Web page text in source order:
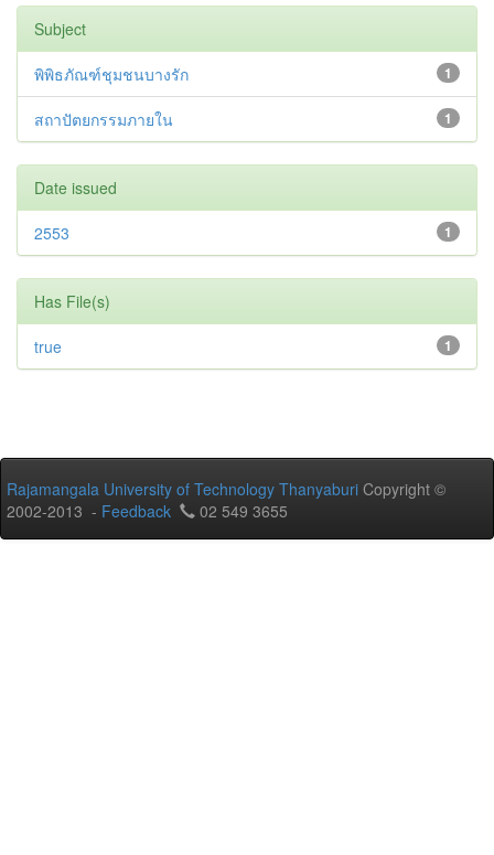
Subject
1
พิพิธภัณฑ์ชุมชนบางรัก
1
สถาปัตยกรรมภายใน
Date issued
1
2553
Has File(s)
1
true
Rajamangala University of Technology Thanyaburi Copyright ©
2002-2013 - Feedback 02 549 3655